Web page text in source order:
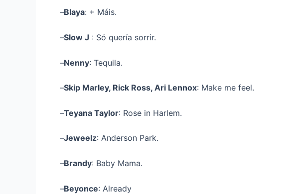
–Blaya: + Máis.
–Slow J : Só quería sorrir.
–Nenny: Tequila.
–Skip Marley, Rick Ross, Ari Lennox: Make me feel.
–Teyana Taylor: Rose in Harlem.
–Jeweelz: Anderson Park.
–Brandy: Baby Mama.
–Beyonce: Already